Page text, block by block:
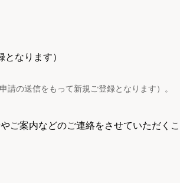
なります）
の送信をもって新規ご登録となります）。
ご案内などのご連絡をさせていただくこ